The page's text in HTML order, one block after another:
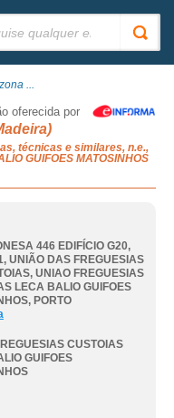
...
oferecida por
técnicas e similares, n.e.,
GUIFOES MATOSINHOS
446 EDIFÍCIO G20,
UNIÃO DAS FREGUESIAS
, UNIAO FREGUESIAS
LECA BALIO GUIFOES
, PORTO
CUSTOIAS
GUIFOES